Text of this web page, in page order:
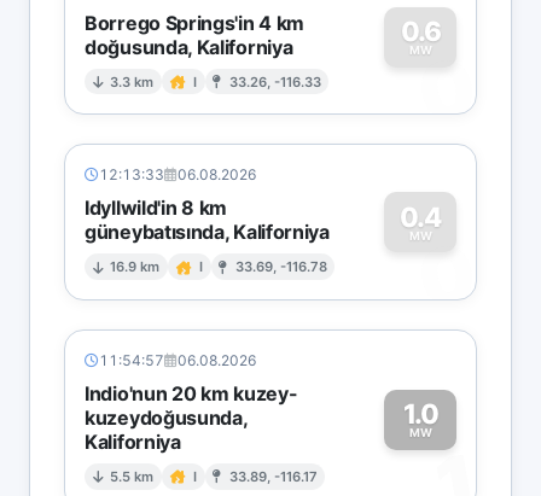
Borrego Springs'in 4 km
doğusunda, Kaliforniya
3.3 km I 33.26, -116.33
0.6
MW
0
12:13:33 06.08.2026
Idyllwild'in 8 km
güneybatısında, Kaliforniya
16.9 km I 33.69, -116.78
0.4
MW
0
11:54:57 06.08.2026
Indio'nun 20 km kuzey-
kuzeydoğusunda,
Kaliforniya
5.5 km I 33.89, -116.17
1.0
MW